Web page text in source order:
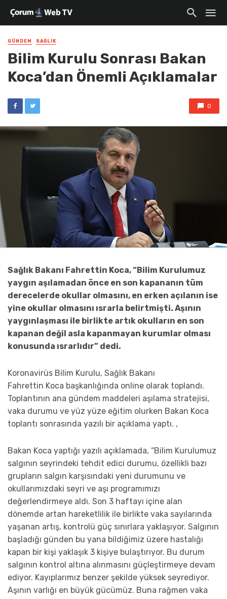
GÜNDEM SAĞLIK
Bilim Kurulu Sonrası Bakan
Koca’dan Önemli Açıklamalar
0
Sağlık Bakanı Fahrettin Koca, “Bilim Kurulumuz
yaygın aşılamadan önce en son kapananın tüm
derecelerde okullar olmasını, en erken açılanın ise
yine okullar olmasını ısrarla belirtmişti. Aşının
yaygınlaşması ile birlikte artık okulların en son
kapanan değil asla kapanmayan kurumlar olması
konusunda ısrarlıdır” dedi.
Koronavirüs Bilim Kurulu, Sağlık Bakanı
Fahrettin Koca başkanlığında online olarak toplandı.
Toplantının ana gündem maddeleri aşılama stratejisi,
vaka durumu ve yüz yüze eğitim olurken Bakan Koca
toplantı sonrasında yazılı bir açıklama yaptı. ,
Bakan Koca yaptığı yazılı açıklamada, “Bilim Kurulumuz
salgının seyrindeki tehdit edici durumu, özellikli bazı
grupların salgın karşısındaki yeni durumunu ve
okullarımızdaki seyri ve aşı programımızı
değerlendirmeye aldı. Son 3 haftayı içine alan
dönemde artan hareketlilik ile birlikte vaka sayılarında
yaşanan artış, kontrolü güç sınırlara yaklaşıyor. Salgının
başladığı günden bu yana bildiğimiz üzere hastalığı
kapan bir kişi yaklaşık 3 kişiye bulaştırıyor. Bu durum
salgının kontrol altına alınmasını güçleştirmeye devam
ediyor. Kayıplarımız benzer şekilde yüksek seyrediyor.
Aşının varlığı en büyük gücümüz. Buna rağmen vaka